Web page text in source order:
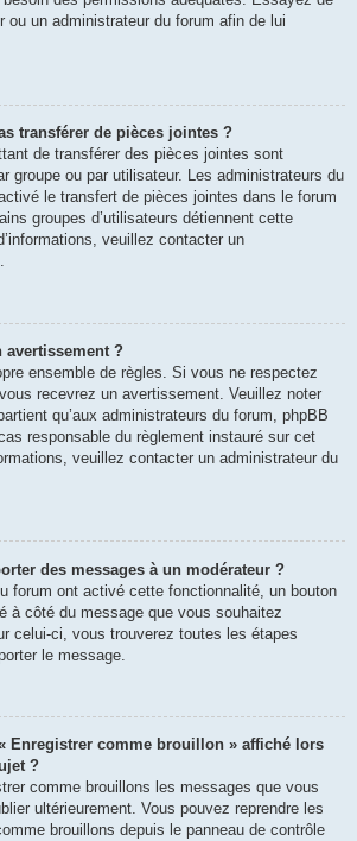
ou un administrateur du forum afin de lui
transférer de pièces jointes ?
de transférer des pièces jointes sont
groupe ou par utilisateur. Les administrateurs du
le transfert de pièces jointes dans le forum
groupes d’utilisateurs détiennent cette
veuillez contacter un
avertissement ?
ensemble de règles. Si vous ne respectez
recevrez un avertissement. Veuillez noter
qu’aux administrateurs du forum, phpBB
responsable du règlement instauré sur cet
veuillez contacter un administrateur du
des messages à un modérateur ?
forum ont activé cette fonctionnalité, un bouton
à côté du message que vous souhaitez
celui-ci, vous trouverez toutes les étapes
le message.
Enregistrer comme brouillon » affiché lors
?
comme brouillons les messages que vous
ultérieurement. Vous pouvez reprendre les
brouillons depuis le panneau de contrôle